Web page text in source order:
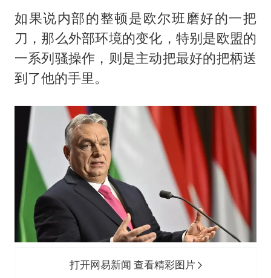
如果说内部的整顿是欧尔班磨好的一把
刀，那么外部环境的变化，特别是欧盟的
一系列骚操作，则是主动把最好的把柄送
到了他的手里。
打开网易新闻 查看精彩图片